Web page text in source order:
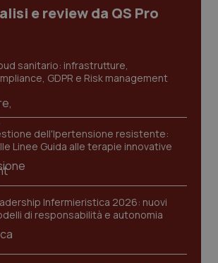
e review da QS Pro
sanitario: infrastrutture,
GDPR e Risk management
dell'Ipertensione resistente:
Linee Guida alle terapie innovative
Infermieristica 2026: nuovi
di responsabilità e autonomia
CookieScript